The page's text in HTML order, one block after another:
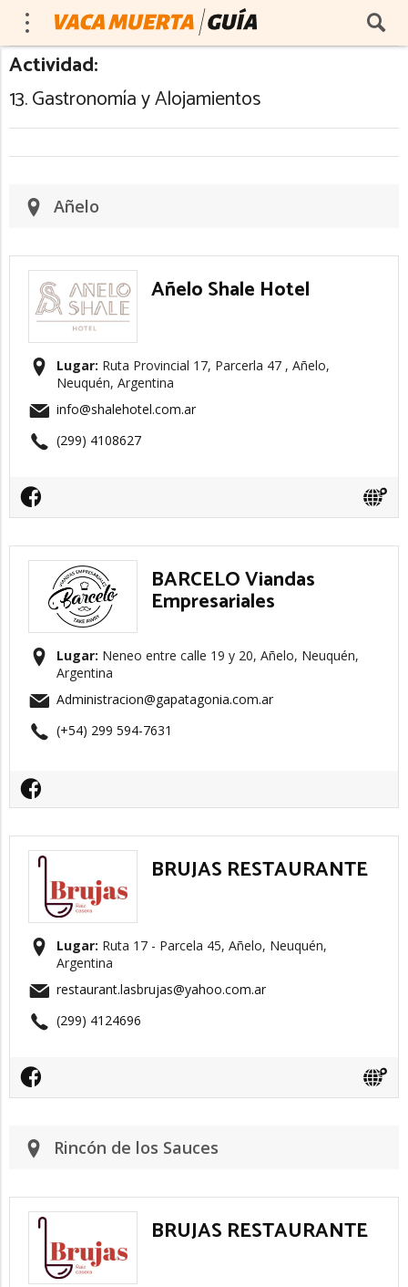
Actividad:
13. Gastronomía y Alojamientos
Añelo
Añelo Shale Hotel
Lugar: Ruta Provincial 17, Parcerla 47 , Añelo,
Neuquén, Argentina
info@shalehotel.com.ar
(299) 4108627
BARCELO Viandas
Empresariales
Lugar: Neneo entre calle 19 y 20, Añelo, Neuquén,
Argentina
Administracion@gapatagonia.com.ar
(+54) 299 594-7631
BRUJAS RESTAURANTE
Lugar: Ruta 17 - Parcela 45, Añelo, Neuquén,
Argentina
restaurant.lasbrujas@yahoo.com.ar
(299) 4124696
Rincón de los Sauces
BRUJAS RESTAURANTE